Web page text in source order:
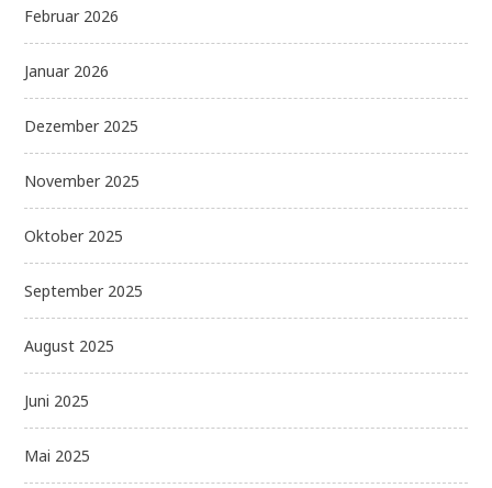
Februar 2026
Januar 2026
Dezember 2025
November 2025
Oktober 2025
September 2025
August 2025
Juni 2025
Mai 2025